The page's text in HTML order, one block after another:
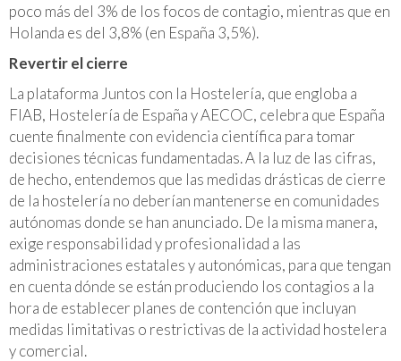
poco más del 3% de los focos de contagio, mientras que en
Holanda es del 3,8% (en España 3,5%).
Revertir el cierre
La plataforma Juntos con la Hostelería, que engloba a
FIAB, Hostelería de España y AECOC, celebra que España
cuente finalmente con evidencia científica para tomar
decisiones técnicas fundamentadas. A la luz de las cifras,
de hecho, entendemos que las medidas drásticas de cierre
de la hostelería no deberían mantenerse en comunidades
autónomas donde se han anunciado. De la misma manera,
exige responsabilidad y profesionalidad a las
administraciones estatales y autonómicas, para que tengan
en cuenta dónde se están produciendo los contagios a la
hora de establecer planes de contención que incluyan
medidas limitativas o restrictivas de la actividad hostelera
y comercial.